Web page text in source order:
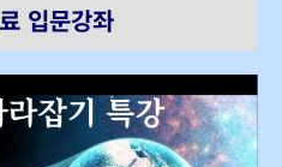
입문강좌